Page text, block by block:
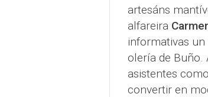
artesáns
alfareira
informativas un
olería de Buño.
asistentes
convertir en